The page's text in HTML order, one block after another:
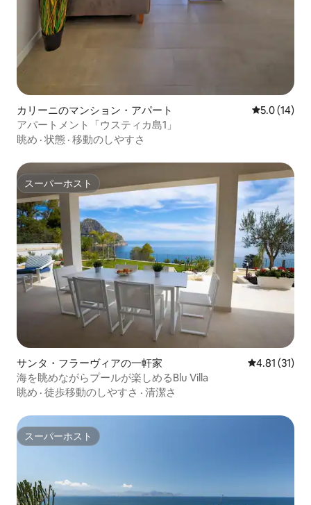
カリーニのマンション・アパート レビュー14
5.0 (14)
アパートメント「ウスティカ島1」
眺め · 状態 · 移動のしやすさ
スーパーホスト
スーパーホスト
サンタ・フラーヴィアの一軒家 レビュー31
4.81 (31)
海を眺めながらプールが楽しめるBlu Villa
眺め · 徒歩移動のしやすさ · 清潔さ
スーパーホスト
スーパーホスト